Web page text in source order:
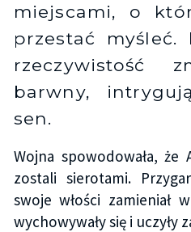
miejscami, o
przestać myśleć.
rzeczywistość
barwny,
sen.
Wojna spowodowała,
zostali sierotami.
swoje włości zamieniał
wychowywały się i uczyły